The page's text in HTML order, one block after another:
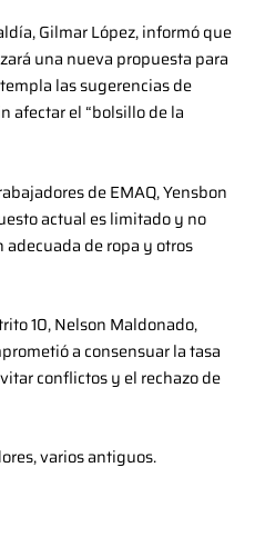
Gilmar López, informó que
una nueva propuesta para
las sugerencias de
afectar el “bolsillo de la
de EMAQ, Yensbon
actual es limitado y no
de ropa y otros
10, Nelson Maldonado,
a consensuar la tasa
conflictos y el rechazo de
varios antiguos.